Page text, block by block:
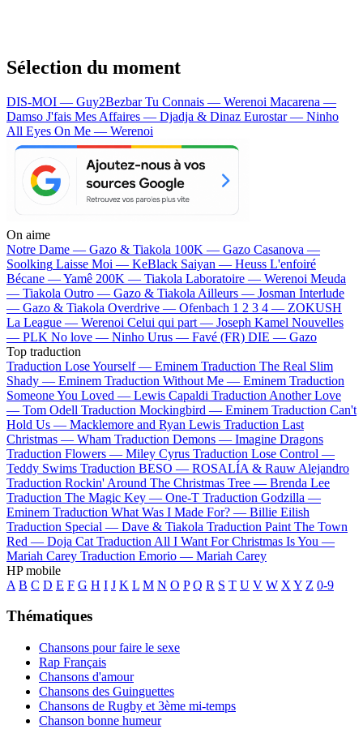
Sélection du moment
DIS-MOI — Guy2BezbarTu Connais — Werenoi Macarena —
Damso J'fais Mes Affaires — Djadja & Dinaz Eurostar — Ninho
All Eyes On Me — Werenoi
On aime
Notre Dame — Gazo & Tiakola 100K — Gazo Casanova —
Soolking Laisse Moi — KeBlack Saiyan — Heuss L'enfoiré
Bécane —Yamê 200K — Tiakola Laboratoire — Werenoi Meuda
— Tiakola Outro — Gazo & Tiakola Ailleurs — Josman Interlude
— Gazo & Tiakola Overdrive — Ofenbach 1 2 3 4 — ZOKUSH
La League — Werenoi Celui qui part — Joseph Kamel Nouvelles
— PLK No love — Ninho Urus — Favé (FR) DIE — Gazo
Top traduction
Traduction Lose Yourself — Eminem Traduction The Real Slim
Shady — Eminem Traduction Without Me — Eminem Traduction
Someone You Loved — Lewis Capaldi Traduction Another Love
— Tom Odell Traduction Mockingbird — Eminem Traduction Can't
Hold Us — Macklemore and Ryan Lewis Traduction Last
Christmas — Wham Traduction Demons — Imagine Dragons
Traduction Flowers — Miley Cyrus Traduction Lose Control —
Teddy Swims Traduction BESO — ROSALÍA & Rauw Alejandro
Traduction Rockin' Around The Christmas Tree — Brenda Lee
Traduction The Magic Key — One-T Traduction Godzilla —
Eminem Traduction What Was I Made For? — Billie Eilish
Traduction Special — Dave & Tiakola Traduction Paint The Town
Red — Doja Cat Traduction All I Want For Christmas Is You —
Mariah Carey Traduction Emorio — Mariah Carey
HP mobile
A B C D E F G H I J K L M N O P Q R S T U V W X Y Z 0-9
Thématiques
Chansons pour faire le sexe
Rap Français
Chansons d'amour
Chansons des Guinguettes
Chansons de Rugby et 3ème mi-temps
Chanson bonne humeur